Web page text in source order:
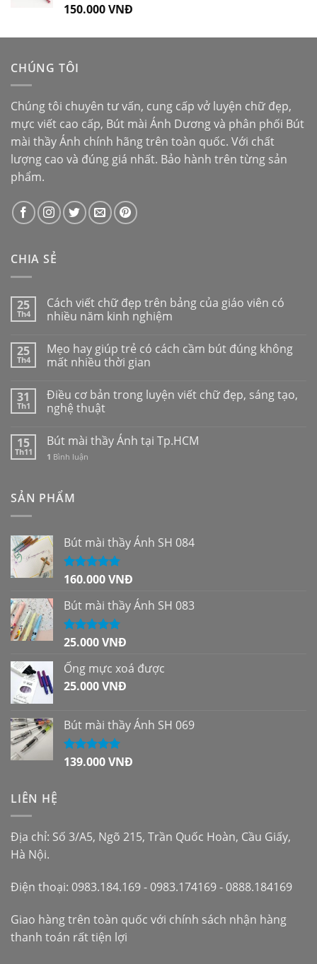
Được xếp
150.000VNĐ
CHÚNG TÔI
Chúng tôi chuyên tư vấn, cung cấp vở luyện chữ đẹp,
mực viết cao cấp, Bút mài Ánh Dươngvà phân phối Bút
mài thầy Ánh chính hãng trên toàn quốc. Với chất
lượng cao và đúng giá nhất. Bảo hành trên từng sản
phẩm.
CHIA SẺ
25
Th4
Cách viết chữ đẹp trên bảng của giáo viên có
nhiều năm kinh nghiệm
25
Th4
Mẹo hay giúp trẻ có cách cầm bút đúng không
mất nhiều thời gian
31
Th1
Điều cơ bản trong luyện viết chữ đẹp, sáng tạo,
nghệ thuật
15
Th11
Bút mài thầy Ánh tại Tp.HCM
1 Bình luận
SẢN PHẨM
Bút mài thầy Ánh SH 084
Được xếp
sao
160.000VNĐ
Bút mài thầy Ánh SH 083
Được xếp
sao
25.000VNĐ
Ống mực xoá được
25.000VNĐ
Bút mài thầy Ánh SH 069
Được xếp
139.000VNĐ
LIÊN HỆ
Địa chỉ: Số 3/A5, Ngõ 215, Trần Quốc Hoàn, Cầu Giấy,
Hà Nội.
Điện thoại: 0983.184.169 - 0983.174169 - 0888.184169
Giao hàng trên toàn quốc với chính sách nhận hàng
thanh toán rất tiện lợi